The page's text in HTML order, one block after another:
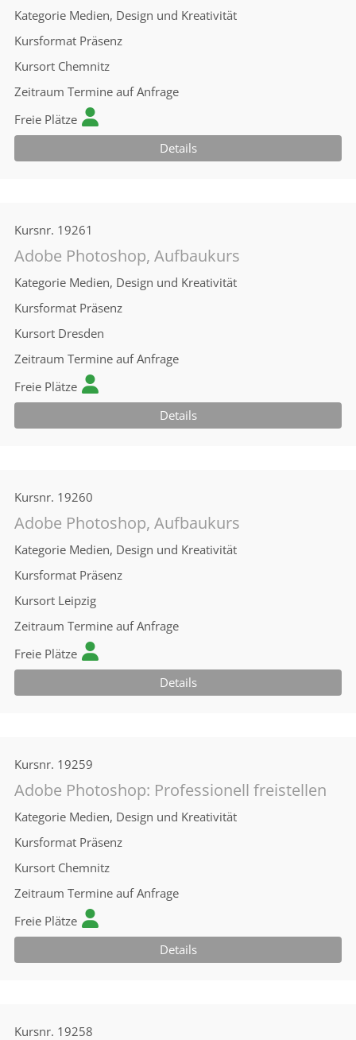
Kategorie Medien, Design und Kreativität
Kursformat Präsenz
Kursort Chemnitz
Zeitraum Termine auf Anfrage
Freie Plätze
Details
Kursnr. 19261
Adobe Photoshop, Aufbaukurs
Kategorie Medien, Design und Kreativität
Kursformat Präsenz
Kursort Dresden
Zeitraum Termine auf Anfrage
Freie Plätze
Details
Kursnr. 19260
Adobe Photoshop, Aufbaukurs
Kategorie Medien, Design und Kreativität
Kursformat Präsenz
Kursort Leipzig
Zeitraum Termine auf Anfrage
Freie Plätze
Details
Kursnr. 19259
Adobe Photoshop: Professionell freistellen
Kategorie Medien, Design und Kreativität
Kursformat Präsenz
Kursort Chemnitz
Zeitraum Termine auf Anfrage
Freie Plätze
Details
Kursnr. 19258